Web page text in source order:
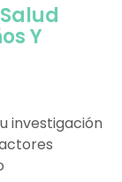
Y
investigación